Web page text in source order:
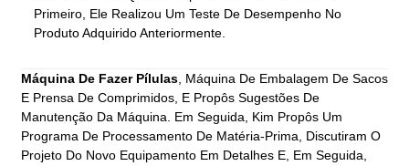
Primeiro, Ele Realizou Um Teste De Desempenho No
Produto Adquirido Anteriormente.
Máquina De Fazer Pílulas, Máquina De Embalagem De Sacos
E Prensa De Comprimidos, E Propôs Sugestões De
Manutenção Da Máquina. Em Seguida, Kim Propôs Um
Programa De Processamento De Matéria-Prima, Discutiram O
Projeto Do Novo Equipamento Em Detalhes E, Em Seguida,